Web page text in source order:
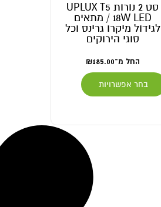
סט 2 נורות UPLUX T5
18W LED / מתאים
לגידול מיקרו גרינס וכל
סוגי הירוקים
החל מ־ ₪185.00
בחר אפשרויות